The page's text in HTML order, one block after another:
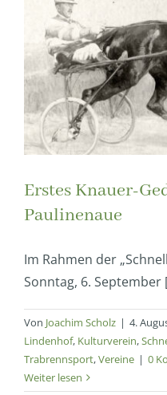
Erstes Knauer-
Paulinenaue
Im Rahmen der
Sonntag, 6. September
Von Joachim Scholz | 4.
Lindenhof, Kulturverein,
Trabrennsport,Vereine | 0
Weiter lesen